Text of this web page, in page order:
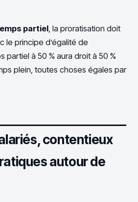
partiel , la proratisation doit
le principe d’égalité de
partiel à 50 % aura droit à 50 %
plein, toutes choses égales par
contentieux
autour de